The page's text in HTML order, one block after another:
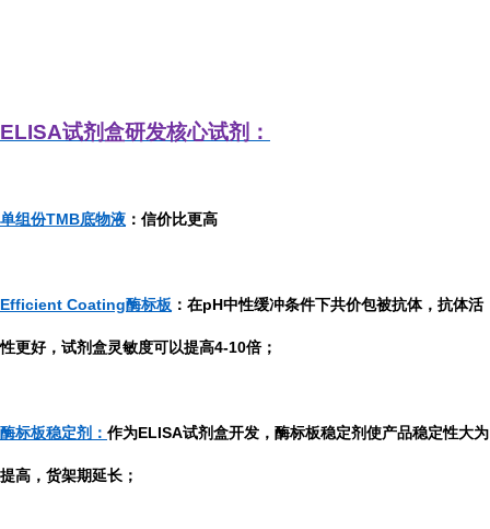
ELISA试剂盒研发核心试剂：
单组份TMB底物液 ：信价比更高
Efficient Coating酶标板 ：在pH中性缓冲条件下共价包被抗体，抗体活
性更好，试剂盒灵敏度可以提高4-10倍；
酶标板稳定剂： 作为ELISA试剂盒开发，酶标板稳定剂使产品稳定性大为
提高，货架期延长；